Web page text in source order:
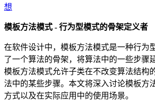
想
模板方法模式 - 行为型模式的骨架定义者
在软件设计中，模板方法模式是一种行为
了一个算法的骨架，将算法中的一些步骤
模板方法模式允许子类在不改变算法结构
法中的某些步骤。本文将深入讨论模板方
方式以及在实际应用中的使用场景。